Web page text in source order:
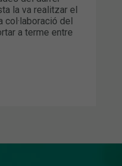
la va realitzar el
col·laboració del
a terme entre